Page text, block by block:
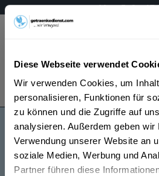
Diese Webseite verwendet
Wir verwenden Cookies, um
personalisieren, Funktionen für
zu können und die Zugriffe auf
analysieren. Außerdem geben
Verwendung unserer Website an
soziale Medien, Werbung und
Partner führen diese
Mo – Fr 9 – 17
Menü
Es
Kriek Boon